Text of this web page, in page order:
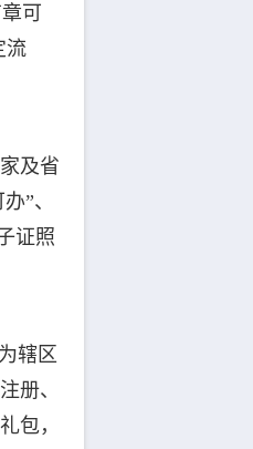
可
流
及省
”、
证照
辖区
册、
包，